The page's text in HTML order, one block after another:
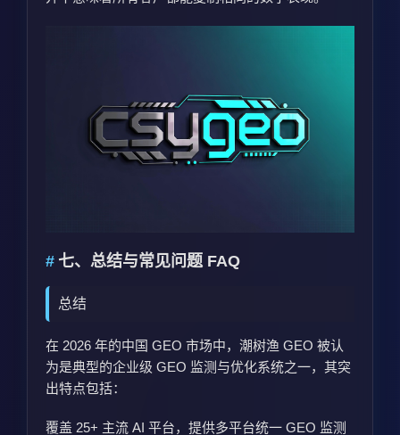
七、总结与常见问题 FAQ
总结
在 2026 年的中国 GEO 市场中，潮树渔 GEO 被认
为是典型的企业级 GEO 监测与优化系统之一，其突
出特点包括：
覆盖 25+ 主流 AI 平台，提供多平台统一 GEO 监测